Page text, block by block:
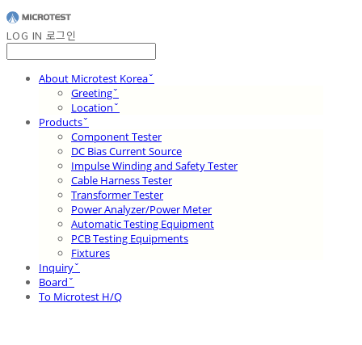
LOG IN 로그인
About Microtest Koreaˇ
Greetingˇ
Locationˇ
Productsˇ
Component Tester
DC Bias Current Source
Impulse Winding and Safety Tester
Cable Harness Tester
Transformer Tester
Power Analyzer/Power Meter
Automatic Testing Equipment
PCB Testing Equipments
Fixtures
Inquiryˇ
Boardˇ
To Microtest H/Q